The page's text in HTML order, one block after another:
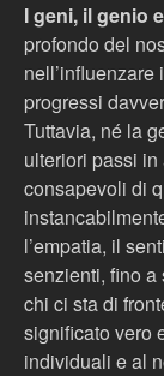
I geni, il genio
profondo del
progressi
Tuttavia, né la
ulteriori passi
consapevoli di
l’empatia, il
senzienti, fino
chi ci sta di
significato vero
individuali e al